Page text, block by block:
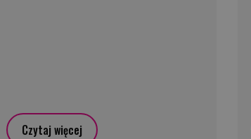
Czytaj więcej